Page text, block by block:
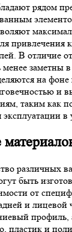
рядом
В отличие
заметны в
на
и
таким как
в
различных
быть
от
и лицевой
профиль,
пластик и